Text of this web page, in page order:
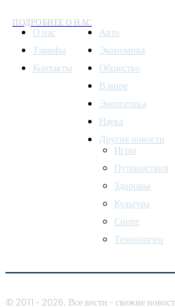
ПОДРОБНЕЕ О НАС
О нас
Тарифы
Контакты
Авто
Экономика
Общество
В мире
Энергетика
Наука
Другие новости
Игры
Путешествия
Здоровье
Культура
Спорт
Технологии
© 2011 - 2026, Все вести - свежие